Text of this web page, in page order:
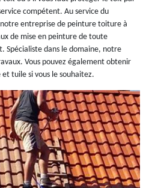
compétent. Au service du
entreprise de peinture toiture à
de mise en peinture de toute
dans le domaine, notre
Vous pouvez également obtenir
tuile si vous le souhaitez.